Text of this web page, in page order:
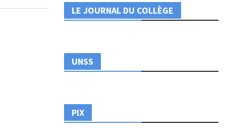
LE JOURNAL DU COLLÈGE
UNSS
PIX